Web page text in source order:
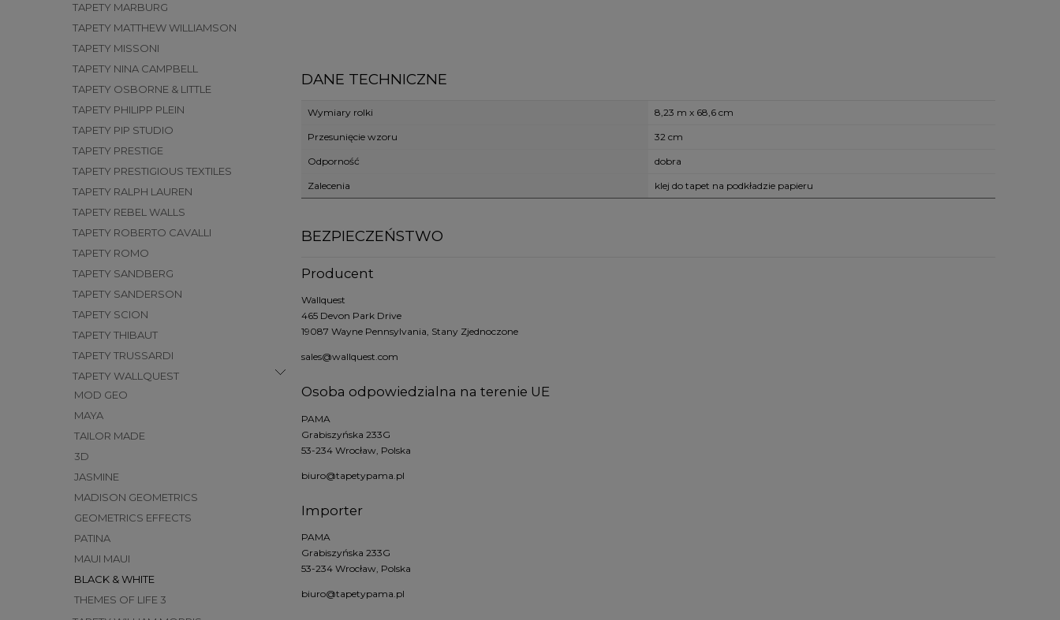
TAPETY MARBURG
TAPETY MATTHEW WILLIAMSON
TAPETY MISSONI
TAPETY NINA CAMPBELL
TAPETY OSBORNE & LITTLE
TAPETY PHILIPP PLEIN
TAPETY PIP STUDIO
TAPETY PRESTIGE
TAPETY PRESTIGIOUS TEXTILES
TAPETY RALPH LAUREN
TAPETY REBEL WALLS
TAPETY ROBERTO CAVALLI
TAPETY ROMO
TAPETY SANDBERG
TAPETY SANDERSON
TAPETY SCION
TAPETY THIBAUT
TAPETY TRUSSARDI
TAPETY WALLQUEST
MOD GEO
MAYA
TAILOR MADE
3D
JASMINE
MADISON GEOMETRICS
GEOMETRICS EFFECTS
PATINA
MAUI MAUI
BLACK & WHITE
THEMES OF LIFE 3
DANE TECHNICZNE
Wymiary rolki 8,23 m x 68,6 cm
Przesunięcie wzoru 32 cm
Odporność dobra
Zalecenia klej do tapet na podkładzie papieru
BEZPIECZEŃSTWO
Producent
Wallquest
465 Devon Park Drive
19087 Wayne Pennsylvania, Stany Zjednoczone
sales@wallquest.com
Osoba odpowiedzialna na terenie UE
PAMA
Grabiszyńska 233G
53-234 Wrocław, Polska
biuro@tapetypama.pl
Importer
PAMA
Grabiszyńska 233G
53-234 Wrocław, Polska
biuro@tapetypama.pl